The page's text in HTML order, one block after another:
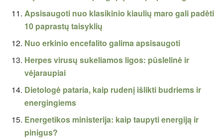
Apsisaugoti nuo klasikinio kiaulių maro gali padėti
10 paprastų taisyklių
Nuo erkinio encefalito galima apsisaugoti
Herpes virusų sukeliamos ligos: pūslelinė ir
vėjaraupiai
Dietologė pataria, kaip rudenį išlikti budriems ir
energingiems
Energetikos ministerija: kaip taupyti energiją ir
pinigus?